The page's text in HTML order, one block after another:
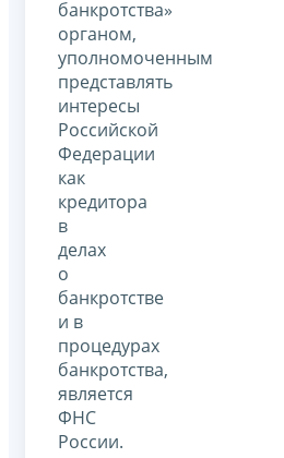
банкротства»
органом,
уполномоченным
представлять
интересы
Российской
Федерации
как
кредитора
в
делах
о
банкротстве
и в
процедурах
банкротства,
является
ФНС
России.